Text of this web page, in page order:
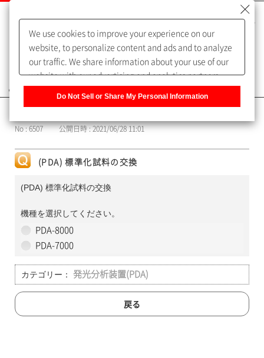
よくあるご質問（FAQ）
No : 6507 公開日時 : 2021/06/28 11:01
(PDA) 標準化試料の交換
(PDA) 標準化試料の交換
機種を選択してください。
PDA-8000
PDA-7000
カテゴリー： 発光分析装置(PDA)
戻る
We use cookies to improve your experience on our
website, to personalize content and ads and to analyze
our traffic. We share information about your use of our
website with our advertising and analytics partners,
of our sharing information about you with our partners.
Information] to customize your cookie settings on our
Do Not Sell or Share My Personal Information